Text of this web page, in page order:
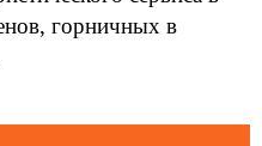
горничных в